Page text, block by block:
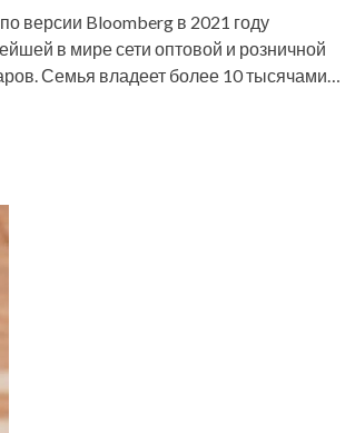
версии Bloomberg в 2021 году
в мире сети оптовой и розничной
Семья владеет более 10 тысячами…